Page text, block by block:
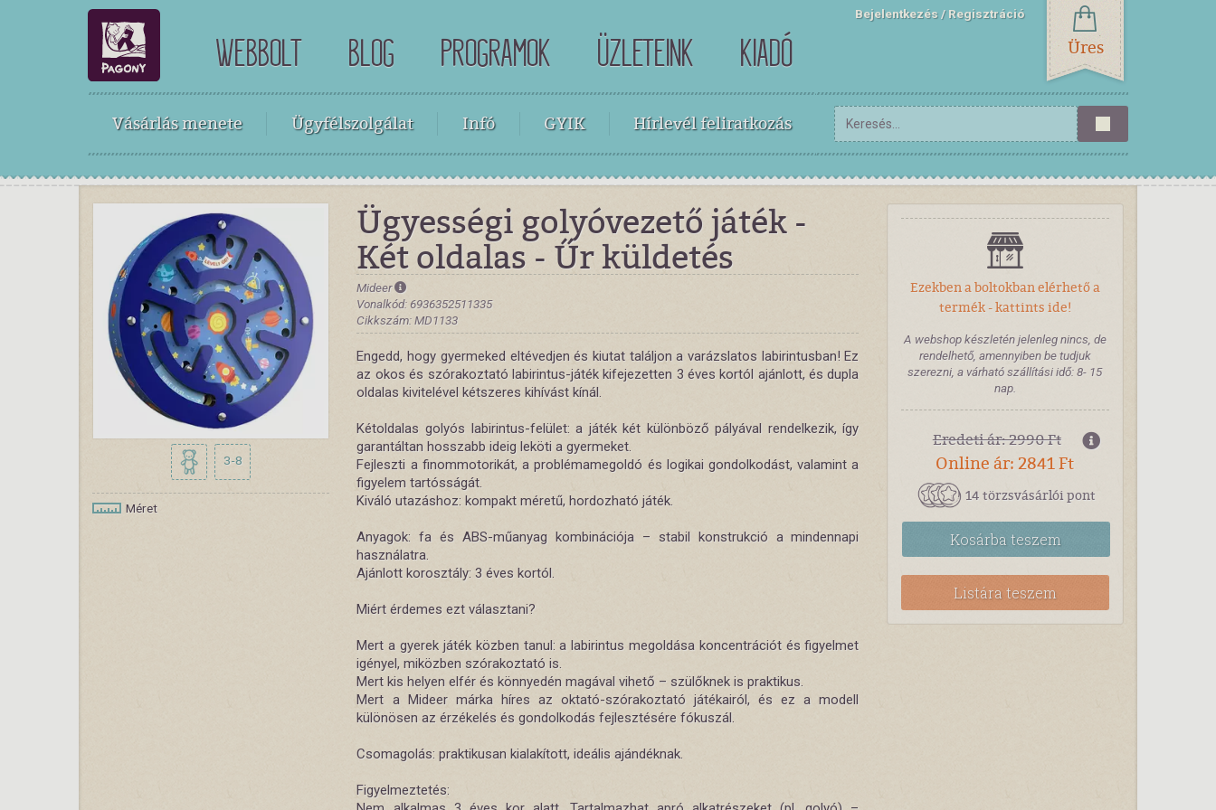
WEBBOLT BLOG PROGRAMOK ÜZLETEINK KIADÓ
Bejelentkezés Regisztráció
Üres
Vásárlás menete Ügyfélszolgálat Infó GYIK Hírlevél feliratkozás
3-8
Méret
Ügyességi golyóvezető játék -
Két oldalas - Űr küldetés
Mideer
Vonalkód: 6936352511335
Cikkszám: MD1133
Engedd, hogy gyermeked eltévedjen és kiutat találjon a varázslatos labirintusban! Ez
az okos és szórakoztató labirintus-játék kifejezetten 3 éves kortól ajánlott, és dupla
oldalas kivitelével kétszeres kihívást kínál.
Kétoldalas golyós labirintus-felület: a játék két különböző pályával rendelkezik, így
garantáltan hosszabb ideig leköti a gyermeket.
Fejleszti a finommotorikát, a problémamegoldó és logikai gondolkodást, valamint a
figyelem tartósságát.
Kiváló utazáshoz: kompakt méretű, hordozható játék.
Anyagok: fa és ABS-műanyag kombinációja – stabil konstrukció a mindennapi
használatra.
Ajánlott korosztály: 3 éves kortól.
Miért érdemes ezt választani?
Mert a gyerek játék közben tanul: a labirintus megoldása koncentrációt és figyelmet
igényel, miközben szórakoztató is.
Mert kis helyen elfér és könnyedén magával vihető – szülőknek is praktikus.
Mert a Mideer márka híres az oktató-szórakoztató játékairól, és ez a modell
különösen az érzékelés és gondolkodás fejlesztésére fókuszál.
Csomagolás: praktikusan kialakított, ideális ajándéknak.
Figyelmeztetés:
Ezekben a boltokban elérhető a
termék - kattints ide!
A webshop készletén jelenleg nincs, de
rendelhető, amennyiben be tudjuk
szerezni, a várható szállítási idő: 8- 15
nap.
Eredeti ár: 2990 Ft
Online ár: 2841 Ft
14 törzsvásárlói pont
Kosárbateszem
Listára teszem